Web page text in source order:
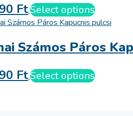
FtSelect options
Számos Páros
FtSelect options